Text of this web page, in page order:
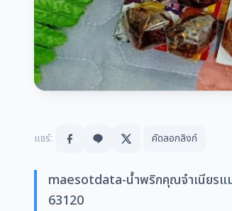
แชร์: คัดลอกลิงก์
maesotdata-น้ำพริกคุณจำเนียรแ
63120